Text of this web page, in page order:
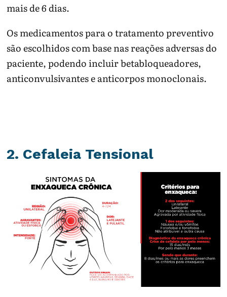
mais de 6 dias.
Os medicamentos para o tratamento preventivo
são escolhidos com base nas reações adversas do
paciente, podendo incluir betabloqueadores,
anticonvulsivantes e anticorpos monoclonais.
2. Cefaleia Tensional